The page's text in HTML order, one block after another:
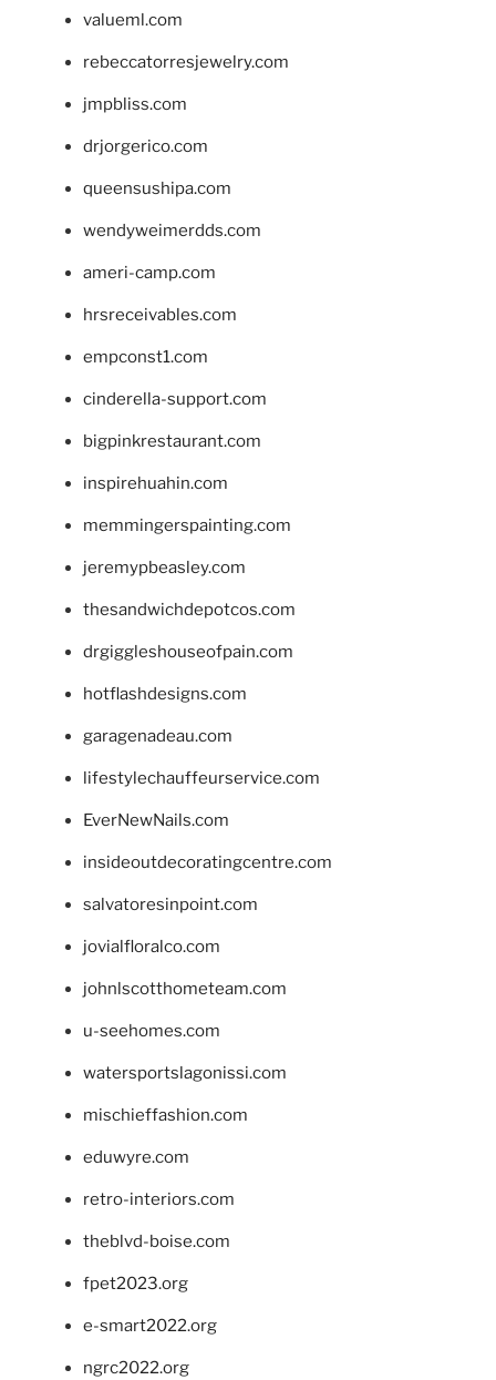
valueml.com
rebeccatorresjewelry.com
jmpbliss.com
drjorgerico.com
queensushipa.com
wendyweimerdds.com
ameri-camp.com
hrsreceivables.com
empconst1.com
cinderella-support.com
bigpinkrestaurant.com
inspirehuahin.com
memmingerspainting.com
jeremypbeasley.com
thesandwichdepotcos.com
drgiggleshouseofpain.com
hotflashdesigns.com
garagenadeau.com
lifestylechauffeurservice.com
EverNewNails.com
insideoutdecoratingcentre.com
salvatoresinpoint.com
jovialfloralco.com
johnlscotthometeam.com
u-seehomes.com
watersportslagonissi.com
mischieffashion.com
eduwyre.com
retro-interiors.com
theblvd-boise.com
fpet2023.org
e-smart2022.org
ngrc2022.org